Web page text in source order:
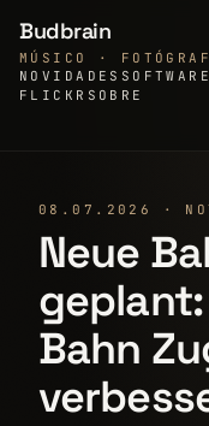
Budbrain
MÚSICO ·
NOVIDADES
FLICKR SOBRE
08.07.2026 ·
Neue
Bahn